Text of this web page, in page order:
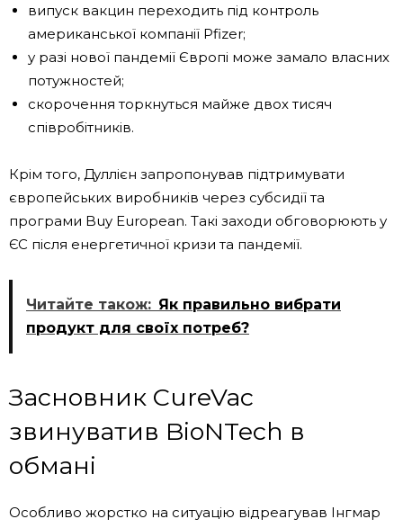
випуск вакцин переходить під контроль
американської компанії Pfizer;
у разі нової пандемії Європі може замало власних
потужностей;
скорочення торкнуться майже двох тисяч
співробітників.
Крім того, Дуллієн запропонував підтримувати
європейських виробників через субсидії та
програми Buy European. Такі заходи обговорюють у
ЄС після енергетичної кризи та пандемії.
Читайте також: Як правильно вибрати
продукт для своїх потреб?
Засновник CureVac
звинуватив BioNTech в
обмані
Особливо жорстко на ситуацію відреагував Інгмар